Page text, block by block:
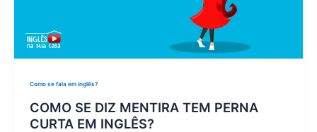
Como se fala em inglês?
COMO SE DIZ MENTIRA TEM PERNA
CURTA EM INGLÊS?